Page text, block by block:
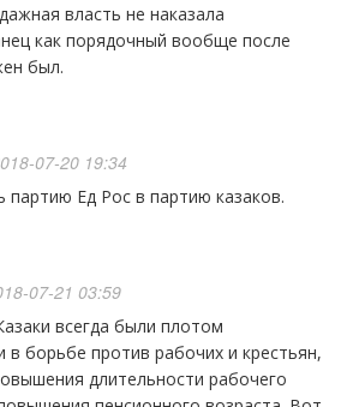
власть не наказала
как порядочный вообще после
был.
07-20 19:34
партию Ед Рос в партию казаков.
07-21 03:59
борьбе против рабочих и крестьян,
длительности рабочего